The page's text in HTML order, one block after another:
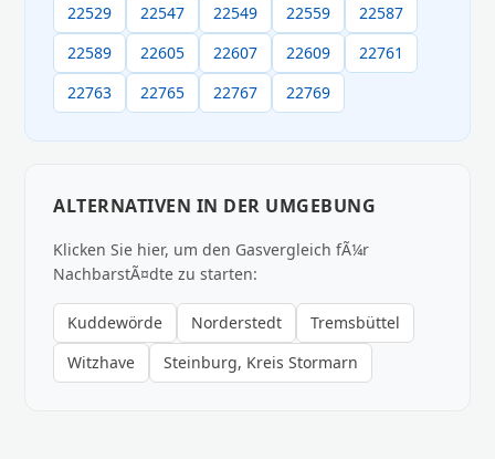
22529
22547 22549 22559
22587
22589
22605 22607 22609
22761
22763
22765 22767 22769
ALTERNATIVEN IN DER UMGEBUNG
Klicken Sie hier, um den Gasvergleich fÃ¼r
NachbarstÃ¤dte zu starten:
Kuddewörde Norderstedt
Tremsbüttel
Witzhave
Steinburg, Kreis Stormarn